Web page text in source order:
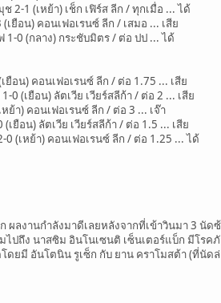
2-1 (เหย้า) เช็ก เฟิร์ส ลีก / ทุกเมื่อ ... ได้
ยือน) คอนเฟอเรนซ์ ลีก / เสมอ ... เสีย
0 (กลาง) กระชับมิตร / ต่อ ปป ... ได้
ยือน) คอนเฟอเรนซ์ ลีก / ต่อ 1.75 ... เสีย
(เยือน) ลัตเวีย เวียร์สลีก้า / ต่อ 2 ... เสีย
ย้า) คอนเฟอเรนซ์ ลีก / ต่อ 3 ... เจ๊า
เยือน) ลัตเวีย เวียร์สลีก้า / ต่อ 1.5 ... เสีย
(เหย้า) คอนเฟอเรนซ์ ลีก / ต่อ 1.25 ... ได้
ลงานกำลังมาดีเลยหลังจากที่เข้าวินมา 3 นั
ไปถึง นาสซิม อินโนเซนติ เซ็นเตอร์แบ็ก มีโร
ดยมี อันโตนิน รูเซ็ก กับ ยาน คราโมสต้า (ที่นัด